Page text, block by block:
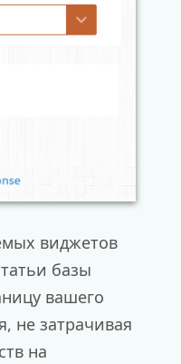
виджетов
базы
вашего
не затрачивая
на